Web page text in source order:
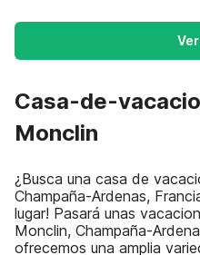
Casa-de-
Monclin
¿Busca una casa de
Champaña-Ardenas,
lugar! Pasará unas
Monclin, Champaña-
ofrecemos una amplia